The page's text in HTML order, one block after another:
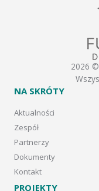
2026
NA SKRÓTY
Aktualności
Zespół
Partnerzy
Dokumenty
Kontakt
PROJEKTY